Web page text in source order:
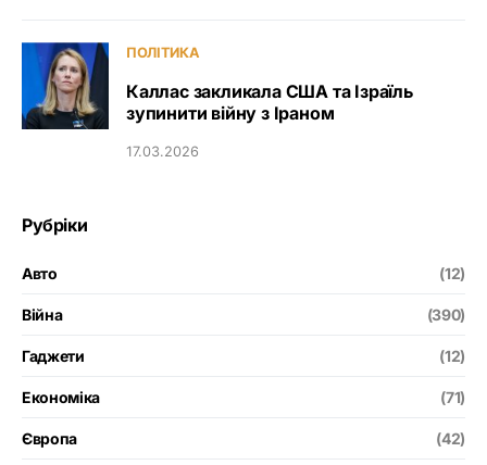
ПОЛІТИКА
Каллас закликала США та Ізраїль
зупинити війну з Іраном
17.03.2026
Рубріки
Авто (12)
Війна (390)
Гаджети (12)
Економіка (71)
Європа (42)